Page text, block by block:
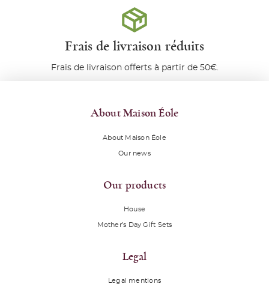
Frais de livraison réduits
Frais de livraison offerts à partir de 50€.
About Maison Éole
About Maison Éole
Our news
Our products
House
Mother’s Day Gift Sets
Legal
Legal mentions